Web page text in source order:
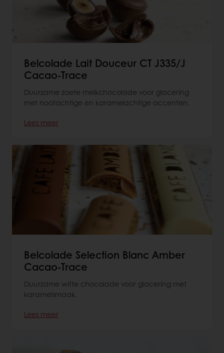
Belcolade Lait Douceur CT J335/J
Cacao-Trace
Duurzame zoete melkchocolade voor glacering
met nootachtige en karamelachtige accenten.
Lees meer
Belcolade Selection Blanc Amber
Cacao-Trace
Duurzame witte chocolade voor glacering met
karamelsmaak.
Lees meer